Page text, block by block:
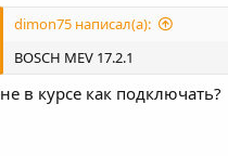
dimon75 написал(а):
BOSCH MEV 17.2.1
не в курсе как подключать?